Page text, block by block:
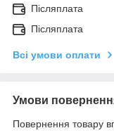
Післяплата
Післяплата
Всі умови оплати
Умови
Повернення товару